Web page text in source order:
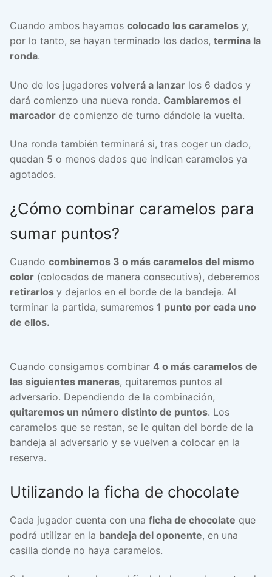
Cuando ambos hayamos colocado los caramelos y,
por lo tanto, se hayan terminado los dados, termina la
ronda.
Uno de los jugadores volverá a lanzar los 6 dados y
dará comienzo una nueva ronda. Cambiaremos el
marcador de comienzo de turno dándole la vuelta.
Una ronda también terminará si, tras coger un dado,
quedan 5 o menos dados que indican caramelos ya
agotados.
¿Cómo combinar caramelos para
sumar puntos?
Cuando combinemos 3 o más caramelos del mismo
color (colocados de manera consecutiva), deberemos
retirarlos y dejarlos en el borde de la bandeja. Al
terminar la partida, sumaremos 1 punto por cada uno
de ellos.
Cuando consigamos combinar 4 o más caramelos de
las siguientes maneras, quitaremos puntos al
adversario. Dependiendo de la combinación,
quitaremos un número distinto de puntos. Los
caramelos que se restan, se le quitan del borde de la
bandeja al adversario y se vuelven a colocar en la
reserva.
Utilizando la ficha de chocolate
Cada jugador cuenta con una ficha de chocolate que
podrá utilizar en la bandeja del oponente, en una
casilla donde no haya caramelos.